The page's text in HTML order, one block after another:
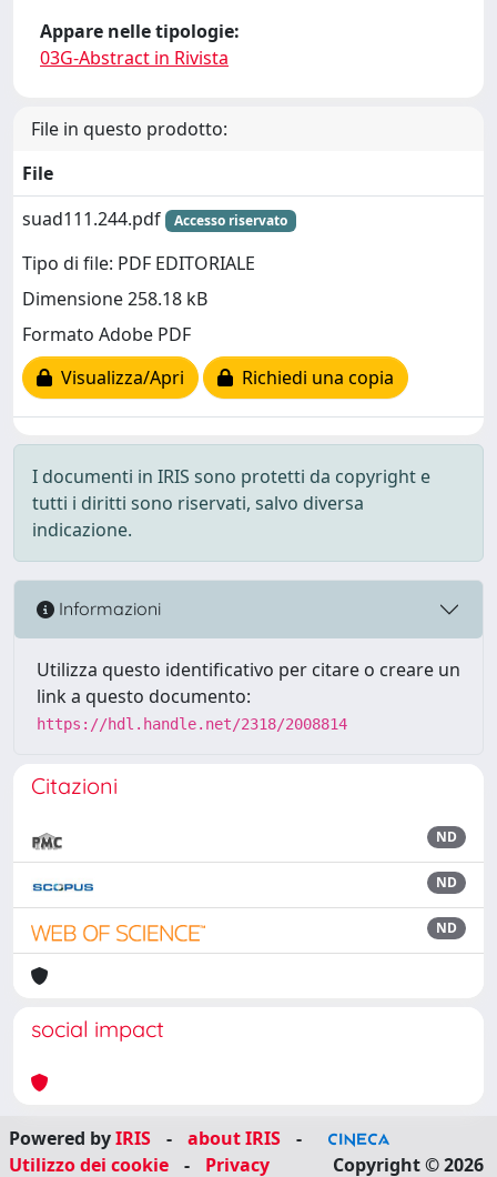
Appare nelle tipologie:
03G-Abstract in Rivista
File in questo prodotto:
File
suad111.244.pdf
Accesso riservato
Tipo di file: PDF EDITORIALE
Dimensione 258.18 kB
Formato Adobe PDF
Visualizza/Apri
Richiedi una copia
I documenti in IRIS sono protetti da copyright e
tutti i diritti sono riservati, salvo diversa
indicazione.
Informazioni
Utilizza questo identificativo per citare o creare un
link a questo documento:
https://hdl.handle.net/2318/2008814
Citazioni
ND
ND
ND
social impact
Powered byIRIS - about IRIS
-
Utilizzo dei cookie
- Privacy Copyright © 2026